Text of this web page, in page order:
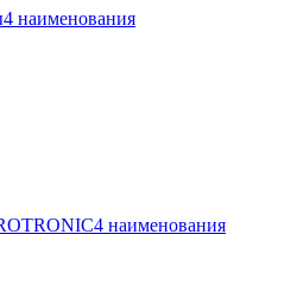
4 наименования
4 наименования